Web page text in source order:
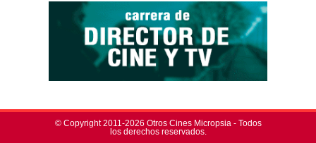
© Copyright 2011-2026 Otros Cines Micropsia - Todos
los derechos reservados.